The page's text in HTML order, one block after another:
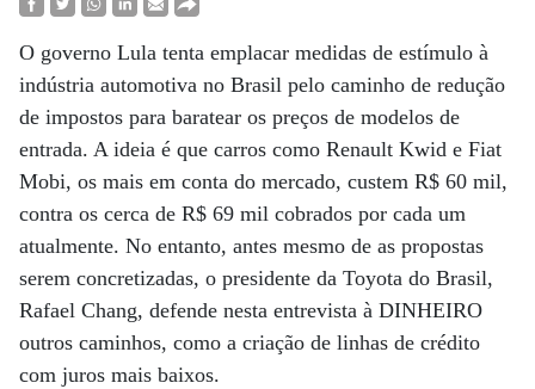
O governo Lula tenta emplacar medidas de estímulo à
indústria automotiva no Brasil pelo caminho de redução
de impostos para baratear os preços de modelos de
entrada. A ideia é que carros como Renault Kwid e Fiat
Mobi, os mais em conta do mercado, custem R$ 60 mil,
contra os cerca de R$ 69 mil cobrados por cada um
atualmente. No entanto, antes mesmo de as propostas
serem concretizadas, o presidente da Toyota do Brasil,
Rafael Chang, defende nesta entrevista à DINHEIRO
outros caminhos, como a criação de linhas de crédito
com juros mais baixos.